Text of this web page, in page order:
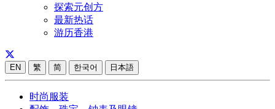
探索元创方
最新热话
游历香港
EN 繁 简 한국어 日本語
时尚服装